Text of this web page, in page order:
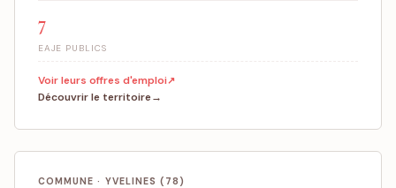
7
EAJE PUBLICS
Voir leurs offres d'emploi
Découvrir le territoire
COMMUNE · YVELINES (78)